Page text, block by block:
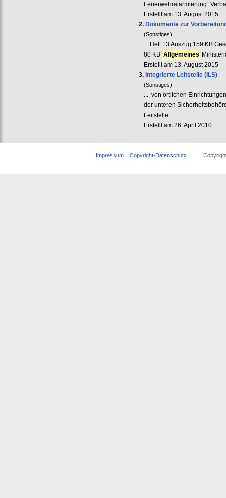
Feuerwehralarmierung“
Erstellt am 13. August 2015
2. Dokumente zur
(Sonstiges)
... Heft 13 Auszug 159 KB
80 KB Allgemeines
Erstellt am 13. August 2015
3. Integrierte Leitstelle (ILS)
(Sonstiges)
... von örtlichen
der unteren
Leitstelle ...
Erstellt am 26. April 2010
Impressum Copyright-Datenschutz Copyright